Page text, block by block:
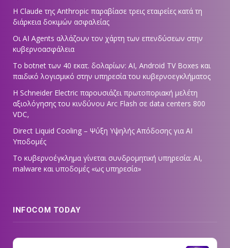
Η Claude της Anthropic παραβίασε τρεις εταιρείες κατά τη
διάρκεια δοκιμών ασφαλείας
Οι AI Agents αλλάζουν τον χάρτη των επενδύσεων στην
κυβερνοασφάλεια
Το botnet των 40 εκατ. δολαρίων: AI, Android TV Boxes και
παιδικό λογισμικό στην υπηρεσία του κυβερνοεγκλήματος
Η Schneider Electric παρουσιάζει πρωτοποριακή μελέτη
αξιολόγησης του κινδύνου Arc Flash σε data centers 800
VDC,
Direct Liquid Cooling – Ψύξη Υψηλής Απόδοσης για AI
Υποδομές
Το κυβερνοέγκλημα γίνεται συνδρομητική υπηρεσία: AI,
malware και υποδομές «ως υπηρεσία»
INFOCOM TODAY